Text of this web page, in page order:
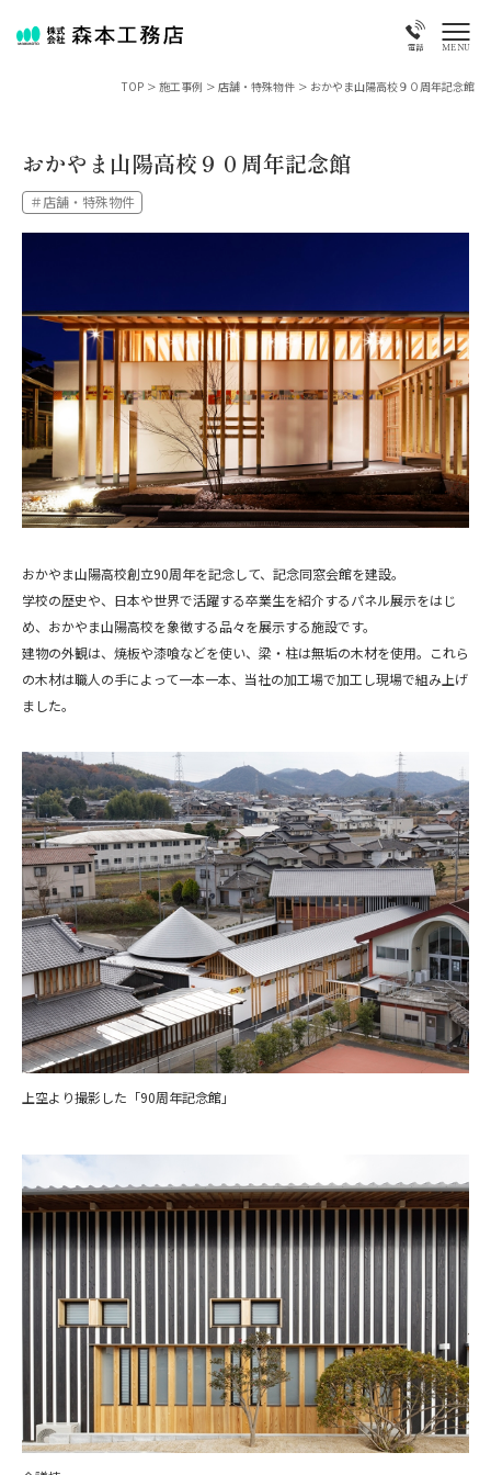
電話 MENU
TOP > 施工事例 > 店舗・特殊物件 > おかやま山陽高校９０周年記念館
おかやま山陽高校９０周年記念館
＃店舗・特殊物件
おかやま山陽高校創立90周年を記念して、記念同窓会館を建設。
学校の歴史や、日本や世界で活躍する卒業生を紹介するパネル展示をはじ
め、おかやま山陽高校を象徴する品々を展示する施設です。
建物の外観は、焼板や漆喰などを使い、梁・柱は無垢の木材を使用。これら
の木材は職人の手によって一本一本、当社の加工場で加工し現場で組み上げ
ました。
上空より撮影した「90周年記念館」